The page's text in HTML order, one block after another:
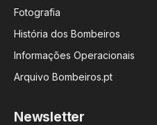
Fotografia
História dos Bombeiros
Informações Operacionais
Arquivo Bombeiros.pt
Newsletter